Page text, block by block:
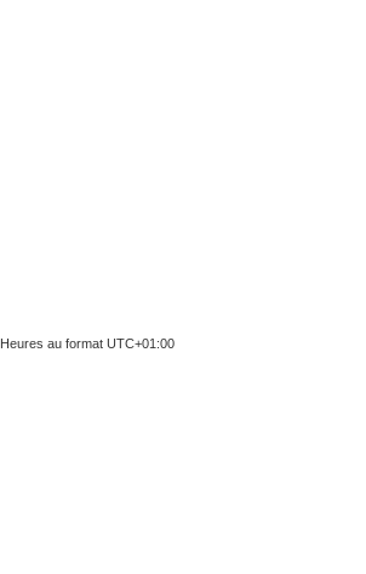
Heures au format UTC+01:00